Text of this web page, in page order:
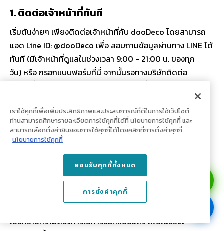
1. ติดต่อเจ้าหน้าที่ทันที
เริ่มต้นง่ายๆ เพียงติดต่อเจ้าหน้าที่กับ dooDeco โดยสามารถ
แอด Line ID: @dooDeco เพื่อ สอบถามข้อมูลผ่านทาง LINE ได้
ทันที (มีเจ้าหน้าที่ดูแลในช่วงเวลา 9:00 - 21:00 น. ของทุก
วัน) หรือ กรอกแบบฟอร์มที่นี่ จากนั้นรอทางบริษัทติดต่อ
2. สำรวจหน้างานโดยดีไซเนอร์
ดีไซเนอร์ของ dooDeco จะเข้าไปสำรวจวัดหน้างาน และพูดคุย
ถึงความต้องการของลูกค้า เพื่อให้การออกแบบเป็นไปตามความ
ต้องการและออกมาตรงใจมากที่สุด
3. ออกแบบและประเมินราคา
เมื่อทราบความต้องการในการออกแบบแล้ว ดีไซเนอร์จะ
เราใช้คุกกี้เพื่อเพิ่มประสิทธิภาพและประสบการณ์ที่ดีในการใช้เว็ปไซต์
ท่านสามารถศึกษารายละเอียดการใช้คุกกี้ได้ที่ นโยบายการใช้คุกกี้ และ
สามารถเลือกตั้งค่ายินยอมการใช้คุกกี้ได้โดยคลิกที่การตั้งค่าคุกกี้
นโยบายการใช้คุกกี้
ยอมรับคุกกี้ทั้งหมด
การตั้งค่าคุกกี้